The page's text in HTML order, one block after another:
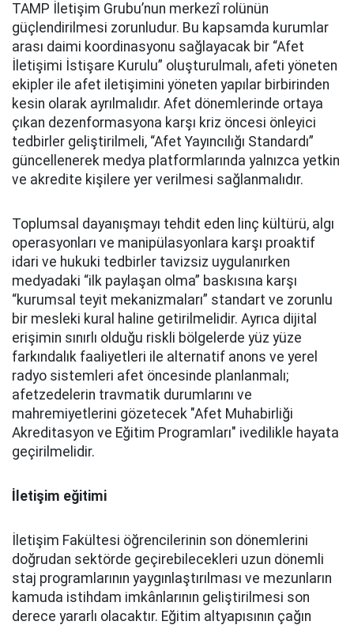
TAMP İletişim Grubu’nun merkezî rolünün
güçlendirilmesi zorunludur. Bu kapsamda kurumlar
arası daimi koordinasyonu sağlayacak bir “Afet
İletişimi İstişare Kurulu” oluşturulmalı, afeti yöneten
ekipler ile afet iletişimini yöneten yapılar birbirinden
kesin olarak ayrılmalıdır. Afet dönemlerinde ortaya
çıkan dezenformasyona karşı kriz öncesi önleyici
tedbirler geliştirilmeli, “Afet Yayıncılığı Standardı”
güncellenerek medya platformlarında yalnızca yetkin
ve akredite kişilere yer verilmesi sağlanmalıdır.
Toplumsal dayanışmayı tehdit eden linç kültürü, algı
operasyonları ve manipülasyonlara karşı proaktif
idari ve hukuki tedbirler tavizsiz uygulanırken
medyadaki “ilk paylaşan olma” baskısına karşı
“kurumsal teyit mekanizmaları” standart ve zorunlu
bir mesleki kural haline getirilmelidir. Ayrıca dijital
erişimin sınırlı olduğu riskli bölgelerde yüz yüze
farkındalık faaliyetleri ile alternatif anons ve yerel
radyo sistemleri afet öncesinde planlanmalı;
afetzedelerin travmatik durumlarını ve
mahremiyetlerini gözetecek "Afet Muhabirliği
Akreditasyon ve Eğitim Programları" ivedilikle hayata
geçirilmelidir.
İletişim eğitimi
İletişim Fakültesi öğrencilerinin son dönemlerini
doğrudan sektörde geçirebilecekleri uzun dönemli
staj programlarının yaygınlaştırılması ve mezunların
kamuda istihdam imkânlarının geliştirilmesi son
derece yararlı olacaktır. Eğitim altyapısının çağın